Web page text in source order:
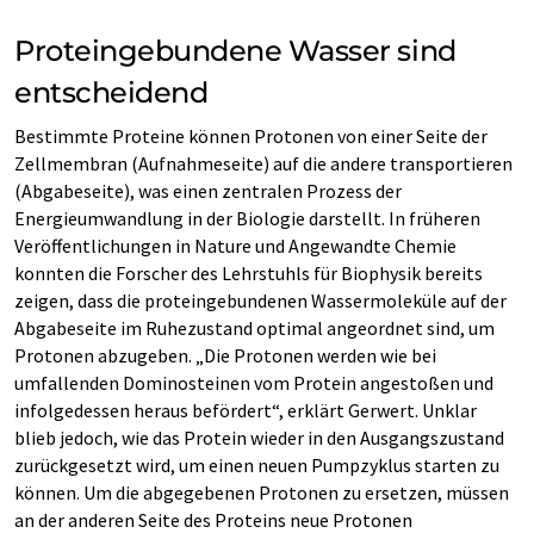
Proteingebundene Wasser sind
entscheidend
Bestimmte Proteine können Protonen von einer Seite der
Zellmembran (Aufnahmeseite) auf die andere transportieren
(Abgabeseite), was einen zentralen Prozess der
Energieumwandlung in der Biologie darstellt. In früheren
Veröffentlichungen in Nature und Angewandte Chemie
konnten die Forscher des Lehrstuhls für Biophysik bereits
zeigen, dass die proteingebundenen Wassermoleküle auf der
Abgabeseite im Ruhezustand optimal angeordnet sind, um
Protonen abzugeben. „Die Protonen werden wie bei
umfallenden Dominosteinen vom Protein angestoßen und
infolgedessen heraus befördert“, erklärt Gerwert. Unklar
blieb jedoch, wie das Protein wieder in den Ausgangszustand
zurückgesetzt wird, um einen neuen Pumpzyklus starten zu
können. Um die abgegebenen Protonen zu ersetzen, müssen
an der anderen Seite des Proteins neue Protonen